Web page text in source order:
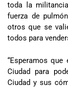
toda la
fuerza de
otros que se
todos para
“Esperamos
Ciudad para
Ciudad y sus